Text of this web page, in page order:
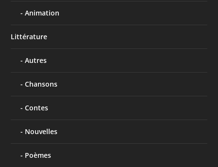
Animation
Littérature
Autres
Chansons
Contes
Nouvelles
Poèmes